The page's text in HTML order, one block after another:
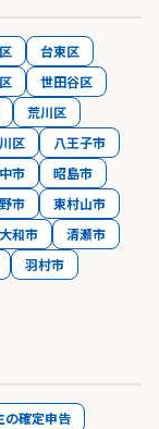
台東区
世田谷区
荒川区
区
八王子市
市
昭島市
市
東村山市
和市
清瀬市
羽村市
確定申告